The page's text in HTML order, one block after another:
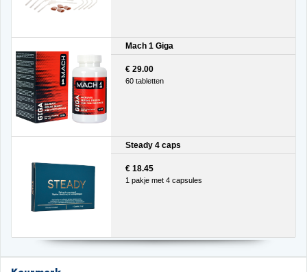
Mach 1 Giga
€ 29.00
60 tabletten
Steady 4 caps
€ 18.45
1 pakje met 4 capsules